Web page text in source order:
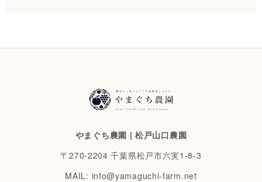
やまぐち農園 | 松戸山口農園
〒270-2204 千葉県松戸市六実1-8-3
MAIL: info@yamaguchi-farm.net